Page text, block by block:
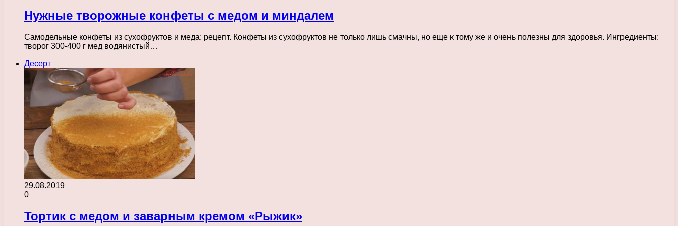
Нужные творожные конфеты с медом и миндалем
Самодельные конфеты из сухофруктов и меда: рецепт. Конфеты из сухофруктов не только лишь смачны, но еще к тому же и очень полезны для здоровья. Ингредиенты:
творог 300-400 г мед водянистый…
Десерт
29.08.2019
0
Тортик с медом и заварным кремом «Рыжик»